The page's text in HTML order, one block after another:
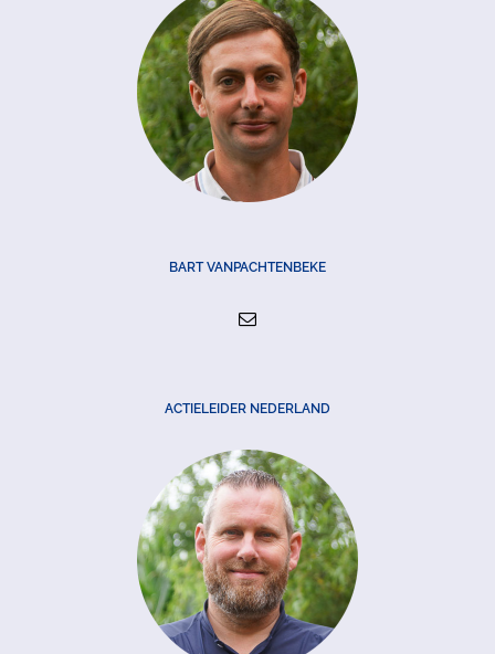
BART VANPACHTENBEKE
ACTIELEIDER NEDERLAND